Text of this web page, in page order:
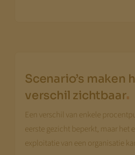
Scenario’s maken
verschil zichtbaar.
Een verschil van enkele
eerste gezicht beperkt, maar het
exploitatie van een organisatie